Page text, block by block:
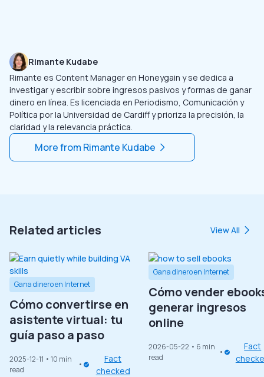
Rimante Kudabe
Rimante es Content Manager en Honeygain y se dedica a
investigar y escribir sobre ingresos pasivos y formas de ganar
dinero en línea. Es licenciada en Periodismo, Comunicación y
Política por la Universidad de Cardiff y prioriza la precisión, la
claridad y la relevancia práctica.
More from Rimante Kudabe
Related articles View All
Gana dinero en Internet
Cómo convertirse en
asistente virtual: tu
guía paso a paso
2025-12-11 • 10 min
read
Fact
checked
Gana dinero en Internet
Cómo vender
generar ingresos
online
2026-05-22 • 6 min
read
Fact